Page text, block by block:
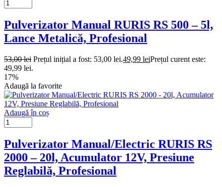
Pulverizator Manual RURIS RS 500 – 5l,
Lance Metalică, Profesional
53,00lei Prețul inițial a fost: 53,00 lei.49,99 leiPrețul curent este:
49,99 lei.
17%
Adaugă la favorite
Adaugă în coș
Pulverizator Manual/Electric RURIS RS
2000 – 20l, Acumulator 12V, Presiune
Reglabilă, Profesional